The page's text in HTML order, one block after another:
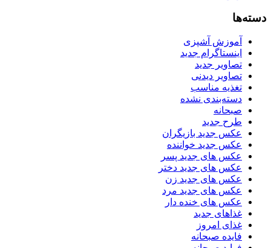
دسته‌ها
آموزش آشپزی
اینستاگرام جدید
تصاویر جدید
تصاویر دیدنی
تغذیه مناسب
دسته‌بندی نشده
صبحانه
طرح جدید
عکس جدید بازیگران
عکس جدید خواننده
عکس های جدید پسر
عکس های جدید دختر
عکس های جدید زن
عکس های جدید مرد
عکس های خنده دار
غذاهای جدید
غذای امروز
فایده صبحانه